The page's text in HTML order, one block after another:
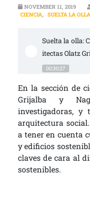
NOVEMBER 11, 2019
CIENCIA, SUELTA LA OLLA
Suelta la olla:
itectas Olatz
00:30:27
En la sección de
Grijalba y
investigadoras,
arquitectura
a tener en cuenta
y edificios
claves de cara al
sostenibles.